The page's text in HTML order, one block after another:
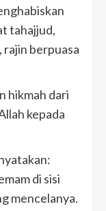
tahajjud,
rajin berpuasa
hikmah dari
kepada
di sisi
mencelanya.